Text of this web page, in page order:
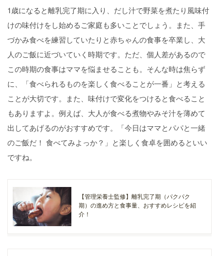
1歳になると離乳完了期に入り、だし汁で野菜を煮たり風味付
けの味付けをし始めるご家庭も多いことでしょう。また、手
づかみ食べを練習していたりと赤ちゃんの食事を卒業し、大
人のご飯に近づいていく時期です。ただ、個人差があるので
この時期の食事はママを悩ませることも。そんな時は焦らず
に、「食べられるものを楽しく食べることが一番」と考える
ことが大切です。また、味付けで変化をつけると食べること
もありますよ。例えば、大人が食べる煮物やみそ汁を薄めて
出してあげるのがおすすめです。「今日はママとパパと一緒
のご飯だ！ 食べてみよっか？」と楽しく食卓を囲めるといい
ですね。
【管理栄養士監修】離乳完了期（パクパク
期）の進め方と食事量、おすすめレシピを紹
介！